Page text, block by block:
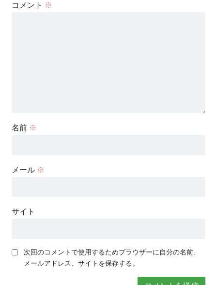
コメント ※
名前 ※
メール ※
サイト
次回のコメントで使用するためブラウザーに自分の名前、
メールアドレス、サイトを保存する。